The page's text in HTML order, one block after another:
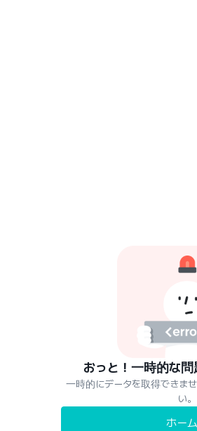
おっと！一時的な
一時的にデータを取得できま
い。
ホー